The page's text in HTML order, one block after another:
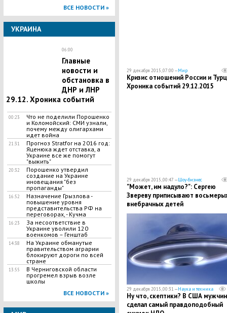
ВСЕ НОВОСТИ »
УКРАИНА
06:00
Главные
новости и
обстановка в
ДНР и ЛНР
29.12. Хроника событий
00:23
Что не поделили Порошенко
и Коломойский: СМИ узнали,
почему между олигархами
идет война
21:31
Прогноз Stratfor на 2016 год:
Яценюка ждет отставка, а
Украине все же помогут
"выжить"
20:32
Порошенко утвердил
создание на Украине
иновещания "без
пропаганды"
16:52
Назначение Грызлова -
повышение уровня
представительства РФ на
переговорах, - Кучма
16:23
За несоответствие в
Украине уволили 120
военкомов – Генштаб
14:38
На Украине обманутые
правительством аграрии
блокируют дороги по всей
стране
13:55
В Черниговской области
прогремел взрыв возле
школы
ВСЕ НОВОСТИ »
29 декабря 2015, 07:00 —Мир
Кризис отношений России и
Хроника событий 29.12.2015
29 декабря 2015, 00:47 —Шоу-бизнес
"Может, им надуло?": Сергею
Звереву приписывают
внебрачных детей
29 декабря 2015, 00:31 —Наука и техника
Ну что, скептики? В США
сделал самый правдоподобный